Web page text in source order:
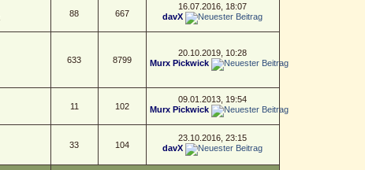
88 667
16.07.2016, 18:07
davX
633 8799
20.10.2019, 10:28
Murx Pickwick
11 102
09.01.2013, 19:54
Murx Pickwick
33 104
23.10.2016, 23:15
davX